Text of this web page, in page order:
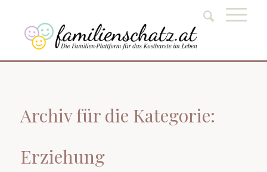
Archiv für die Kategorie:
Erziehung